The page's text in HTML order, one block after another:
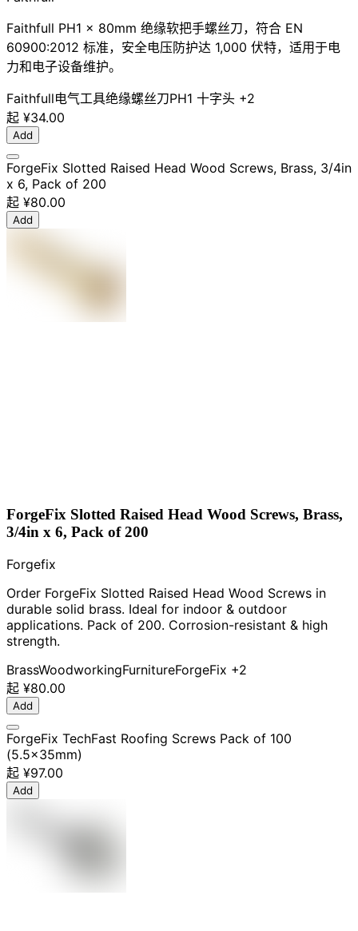
Faithfull PH1 x 80mm 绝缘软把手螺丝刀，符合 EN
60900:2012 标准，安全电压防护达 1,000 伏特，适用于电
力和电子设备维护。
Faithfull电气工具绝缘螺丝刀PH1 十字头 +2
起 ¥34.00
Add
ForgeFix Slotted Raised Head Wood Screws, Brass, 3/4in
x 6, Pack of 200
起 ¥80.00
Add
ForgeFix Slotted Raised Head Wood Screws, Brass,
3/4in x 6, Pack of 200
Forgefix
Order ForgeFix Slotted Raised Head Wood Screws in
durable solid brass. Ideal for indoor & outdoor
applications. Pack of 200. Corrosion-resistant & high
strength.
BrassWoodworkingFurnitureForgeFix +2
起 ¥80.00
Add
ForgeFix TechFast Roofing Screws Pack of 100
(5.5x35mm)
起 ¥97.00
Add